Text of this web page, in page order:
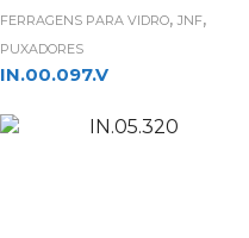
FERRAGENS PARA VIDRO, JNF,
PUXADORES
IN.00.097.V